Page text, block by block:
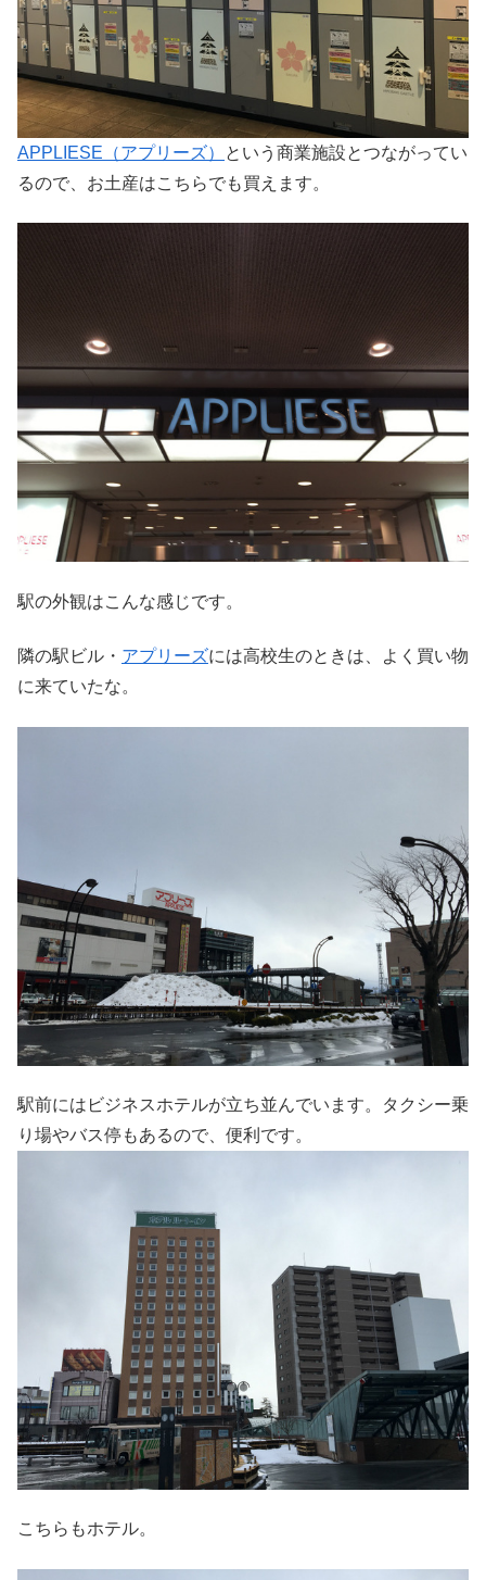
APPLIESE（アプリーズ）
という商業施設とつながってい
るので、お土産はこちらでも買えます。
駅の外観はこんな感じです。
隣の駅ビル・ アプリーズには高校生のときは、よく買い物
に来ていたな。
駅前にはビジネスホテルが立ち並んでいます。タクシー乗
り場やバス停もあるので、便利です。
こちらもホテル。